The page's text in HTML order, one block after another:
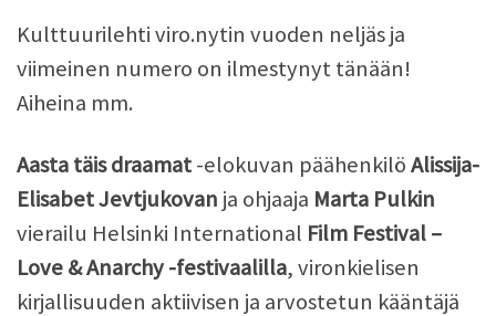
Kulttuurilehti viro.nytin vuoden neljäs ja
viimeinen numero on ilmestynyt tänään!
Aiheina mm.
Aasta täis draamat-elokuvan päähenkilöAlissija-
Elisabet Jevtjukovan ja ohjaaja Marta Pulkin
vierailu Helsinki International Film Festival –
Love & Anarchy -festivaalilla, vironkielisen
kirjallisuuden aktiivisen ja arvostetun kääntäjä